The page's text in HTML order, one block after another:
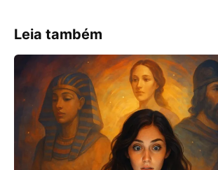
Leia também